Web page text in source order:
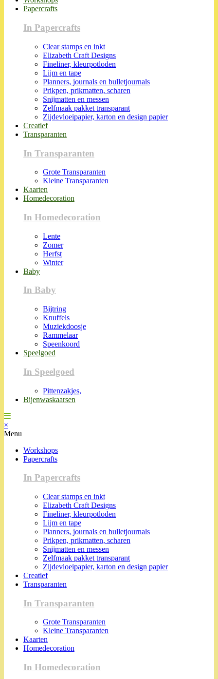
Papercrafts
In Papercrafts
Clear stamps en inkt
Elizabeth Craft Designs
Fineliner, kleurpotloden
Lijm en tape
Planners, journals en bulletjournals
Prikpen, prikmatten, scharen
Snijmatten en messen
Zelfmaak pakket transparant
Zijdevloeipapier, karton en design papier
Creatief
Transparanten
In Transparanten
Grote Transparanten
Kleine Transparanten
Kaarten
Homedecoration
In Homedecoration
Lente
Zomer
Herfst
Winter
Baby
In Baby
Bijtring
Knuffels
Muziekdoosje
Rammelaar
Speenkoord
Speelgoed
In Speelgoed
Pittenzakjes,
Bijenwaskaarsen
×
Menu
Workshops
Papercrafts
In Papercrafts
Clear stamps en inkt
Elizabeth Craft Designs
Fineliner, kleurpotloden
Lijm en tape
Planners, journals en bulletjournals
Prikpen, prikmatten, scharen
Snijmatten en messen
Zelfmaak pakket transparant
Zijdevloeipapier, karton en design papier
Creatief
Transparanten
In Transparanten
Grote Transparanten
Kleine Transparanten
Kaarten
Homedecoration
In Homedecoration